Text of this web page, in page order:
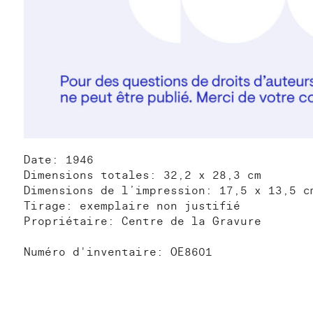
Date: 1946
Dimensions totales: 32,2 x 28,3 cm
Dimensions de l’impression: 17,5 x 13,5
Tirage: exemplaire non justifié
Propriétaire: Centre de la Gravure
Numéro d'inventaire: OE8601